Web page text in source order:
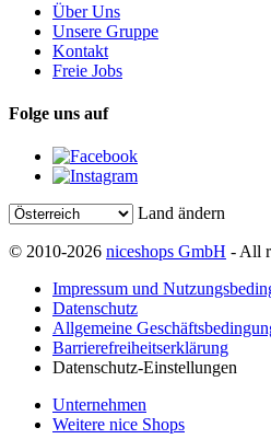
Über Uns
Unsere Gruppe
Kontakt
Freie Jobs
Folge uns auf
Land ändern
© 2010-2026 niceshops GmbH - All
Impressum und
Datenschutz
Allgemeine
Barrierefreiheitserklärung
Datenschutz-Einstellungen
Unternehmen
Weitere nice Shops